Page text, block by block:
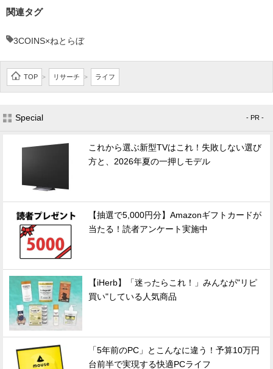
関連タグ
3COINS×ねとらぼ
TOP > リサーチ > ライフ
Special - PR -
これから選ぶ新型TVはこれ！失敗しない選び
方と、2026年夏の一押しモデル
【抽選で5,000円分】Amazonギフトカードが
当たる！読者アンケート実施中
【iHerb】「迷ったらこれ！」みんなが"リピ
買い"している人気商品
「5年前のPC」とこんなに違う！予算10万円
台前半で実現する快適PCライフ